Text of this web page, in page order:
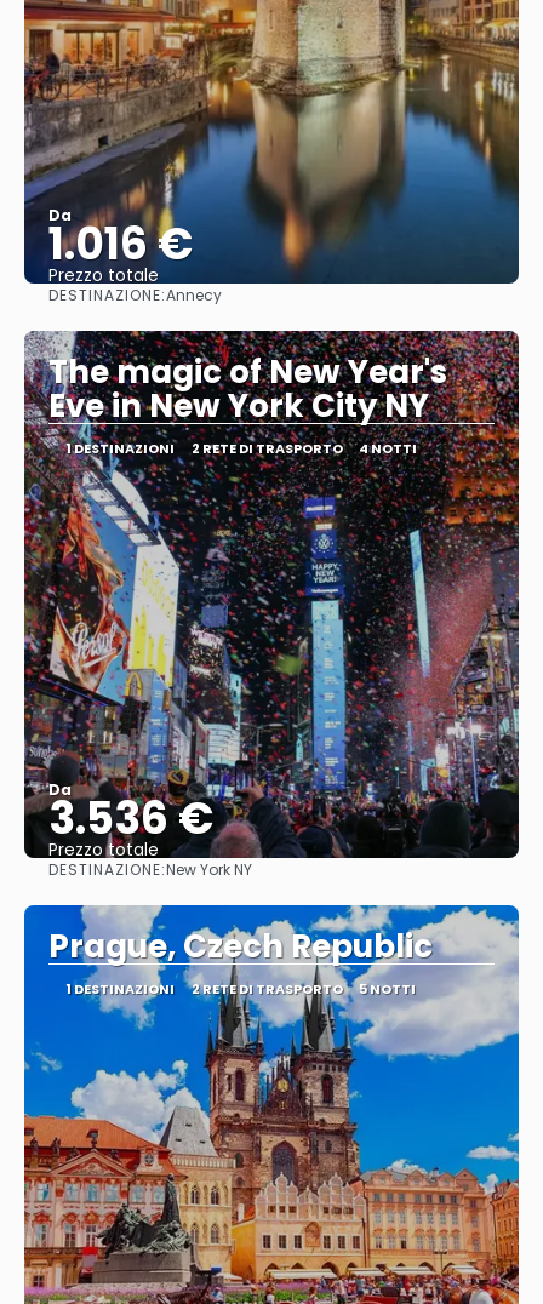
Da
1.016 €
Prezzo totale
DESTINAZIONE:Annecy
The magic of New Year's
Eve in New York City NY
1 DESTINAZIONI 2 RETE DI TRASPORTO 4 NOTTI
Da
3.536 €
Prezzo totale
Vedere
DESTINAZIONE:New York NY
Prague, Czech Republic
1 DESTINAZIONI 2 RETE DI TRASPORTO 5 NOTTI